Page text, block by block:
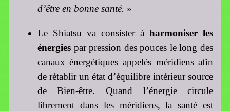
d’être en bonne santé. »
Le Shiatsu va consister àharmoniser les
énergiespar pression des pouces le long des
canaux énergétiques appelés méridiens afin
de rétablir un état d’équilibre intérieur source
de Bien-être. Quand l’énergie circule
librement dans les méridiens, la santé est